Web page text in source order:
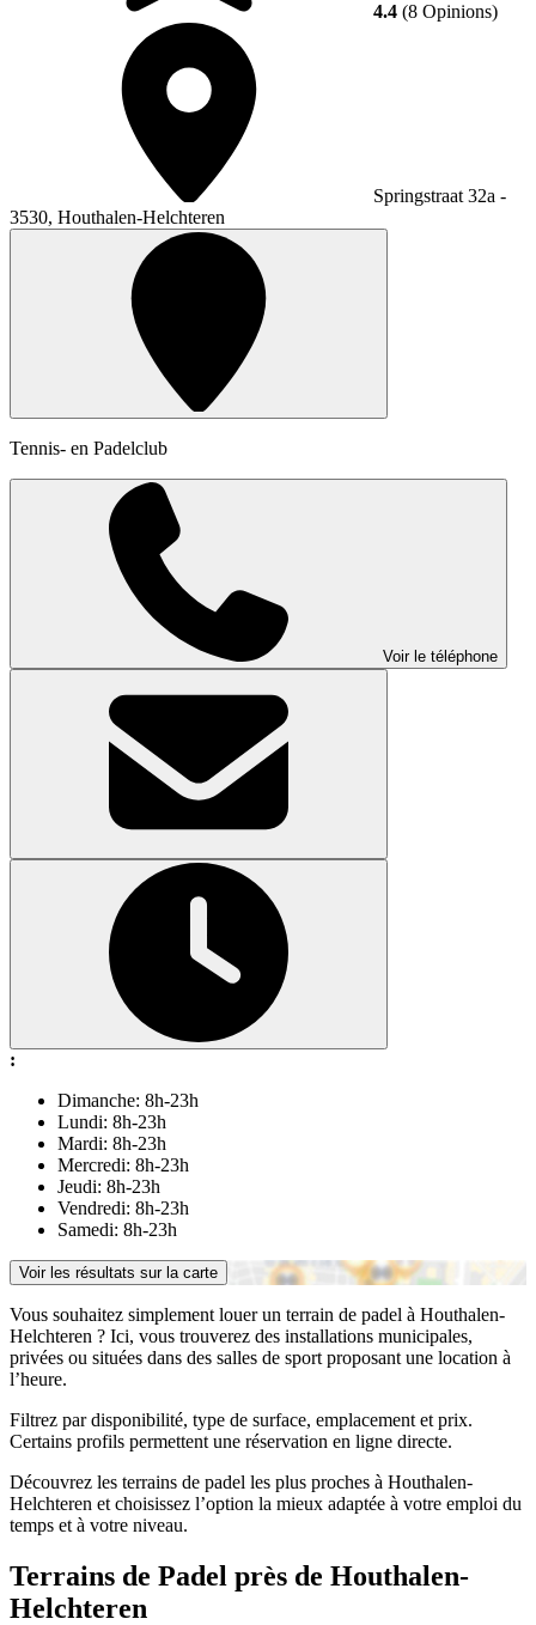
4.4 (8 Opinions)
Springstraat 32a -
3530, Houthalen-Helchteren
Tennis- en Padelclub
Voir le téléphone
:
Dimanche: 8h-23h
Lundi: 8h-23h
Mardi: 8h-23h
Mercredi: 8h-23h
Jeudi: 8h-23h
Vendredi: 8h-23h
Samedi: 8h-23h
Voir les résultats sur la carte
Vous souhaitez simplement louer un terrain de padel à Houthalen-
Helchteren ? Ici, vous trouverez des installations municipales,
privées ou situées dans des salles de sport proposant une location à
l’heure.
Filtrez par disponibilité, type de surface, emplacement et prix.
Certains profils permettent une réservation en ligne directe.
Découvrez les terrains de padel les plus proches à Houthalen-
Helchteren et choisissez l’option la mieux adaptée à votre emploi du
temps et à votre niveau.
Terrains de Padel près de Houthalen-
Helchteren